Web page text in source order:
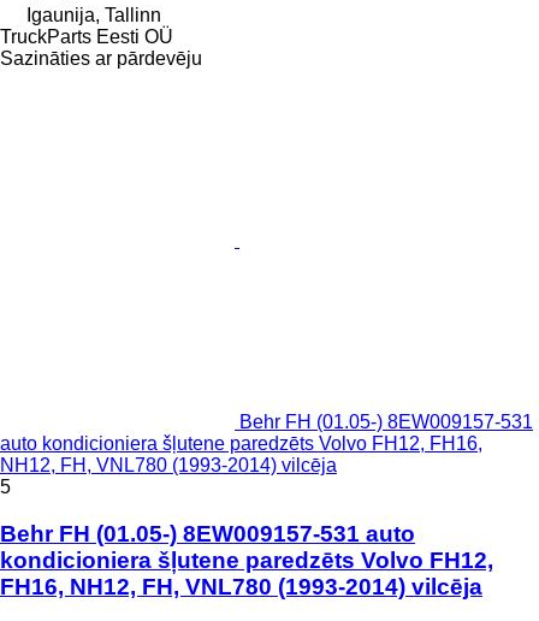
Igaunija, Tallinn
TruckParts Eesti OÜ
Sazināties ar pārdevēju
Behr FH (01.05-) 8EW009157-531
auto kondicioniera šļutene paredzēts Volvo FH12, FH16,
NH12, FH, VNL780 (1993-2014) vilcēja
5
Behr FH (01.05-) 8EW009157-531 auto
kondicioniera šļutene paredzēts Volvo FH12,
FH16, NH12, FH, VNL780 (1993-2014) vilcēja